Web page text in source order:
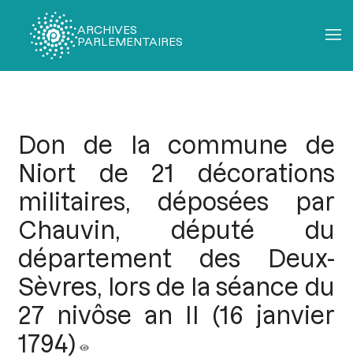
ARCHIVES
PARLEMENTAIRES
Don de la commune de
Niort de 21 décorations
militaires, déposées par
Chauvin, député du
département des Deux-
Sèvres, lors de la séance du
27 nivôse an II (16 janvier
1794)